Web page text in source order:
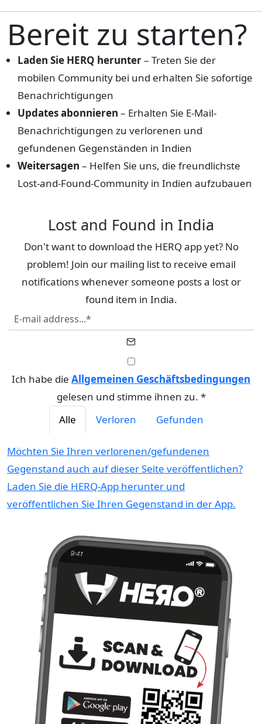
Bereit zu starten?
Laden Sie HERQ herunter– Treten Sie der
mobilen Community bei und erhalten Sie sofortige
Benachrichtigungen
Updates abonnieren – Erhalten Sie E-Mail-
Benachrichtigungen zu verlorenen und
gefundenen Gegenständen in Indien
Weitersagen – Helfen Sie uns, die freundlichste
Lost-and-Found-Community in Indien aufzubauen
Lost and Found in India
Don't want to download the HERQ app yet? No
problem! Join our mailing list to receive email
notifications whenever someone posts a lost or
found item in India.
Ich habe die Allgemeinen Geschäftsbedingungen
gelesen und stimme ihnen zu. *
Alle
Verloren Gefunden
Möchten Sie Ihren verlorenen/gefundenen
Gegenstand auch auf dieser Seite veröffentlichen?
Laden Sie die HERQ-App herunter und
veröffentlichen Sie Ihren Gegenstand in der App.